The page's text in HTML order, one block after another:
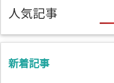
ー
人気記事
新着記事